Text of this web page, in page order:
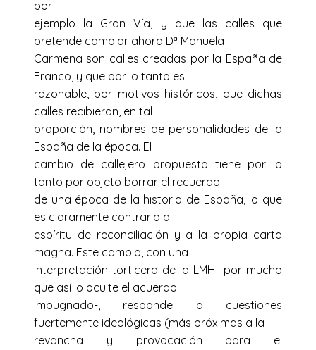
por
ejemplo la Gran Vía, y que las calles que
pretende cambiar ahora Dª Manuela
Carmena son calles creadas por la España de
Franco, y que por lo tanto es
razonable, por motivos históricos, que dichas
calles recibieran, en tal
proporción, nombres de personalidades de la
España de la época. El
cambio de callejero propuesto tiene por lo
tanto por objeto borrar el recuerdo
de una época de la historia de España, lo que
es claramente contrario al
espíritu de reconciliación y a la propia carta
magna. Este cambio, con una
interpretación torticera de la LMH -por mucho
que así lo oculte el acuerdo
impugnado-, responde a cuestiones
fuertemente ideológicas (más próximas a la
revancha y provocación para el